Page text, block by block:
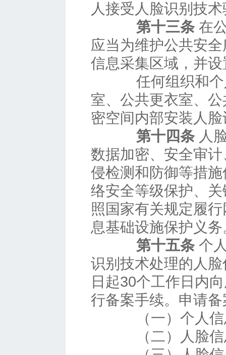
人接受人脸识别技
第十三条 在
应当为维护公共安
信息采集区域，并
任何组织和个
室、公共更衣室、
密空间内部安装人
第十四条 人
数据加密、安全审
侵检测和防御等措
络安全等级保护、
照国家有关规定履
息基础设施保护义务
第十五条 个
识别技术处理的人
日起30个工作日内
行备案手续。申请
（一）个人信
（二）人脸信